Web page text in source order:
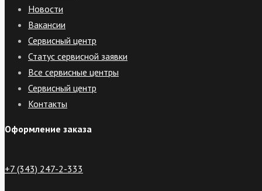
Новости
Вакансии
Сервисный центр
Статус сервисной заявки
Все сервисные центры
Сервисный центр
Контакты
Оформление заказа
+7 (343) 247-2-333